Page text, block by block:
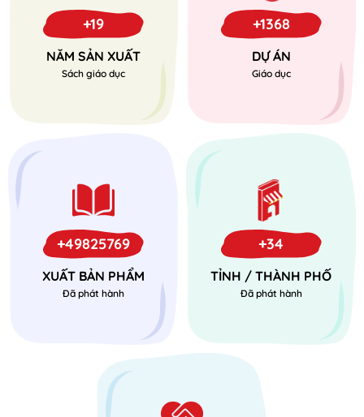
+19
NĂM SẢN XUẤT
Sách giáo dục
+1368
DỰ ÁN
Giáo dục
+49825769
XUẤT BẢN PHẨM
Đã phát hành
+34
TỈNH / THÀNH PHỐ
Đã phát hành